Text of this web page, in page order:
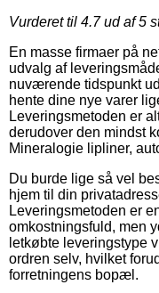
Vurderet til 4.7ud af 5
En masse firmaer på
udvalg af
nuværende tidspunkt
hente dine nye varer
Leveringsmetoden er
derudover den mindst
Mineralogie lipliner,
Du burde lige så vel
hjem til din
Leveringsmetoden er
omkostningsfuld, men
letkøbte leveringstype
ordren selv, hvilket
forretningens bopæl.